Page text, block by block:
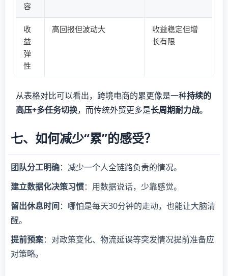
容
收
益
弹
性
高回报但波动大
收益稳定但增
长有限
从表格对比可以看出，跨境电商的累更像是一种持续的
高压+多任务切换，而传统外贸更多是长周期耐力战。
七、如何减少“累”的感受？
团队分工明确：减少一个人全链路负责的情况。
建立数据化决策习惯：用数据说话，少靠感觉。
留出休息时间：哪怕是每天30分钟的走动，也能让大脑清
醒。
提前预案：对政策变化、物流延误等突发情况提前准备应
对策略。